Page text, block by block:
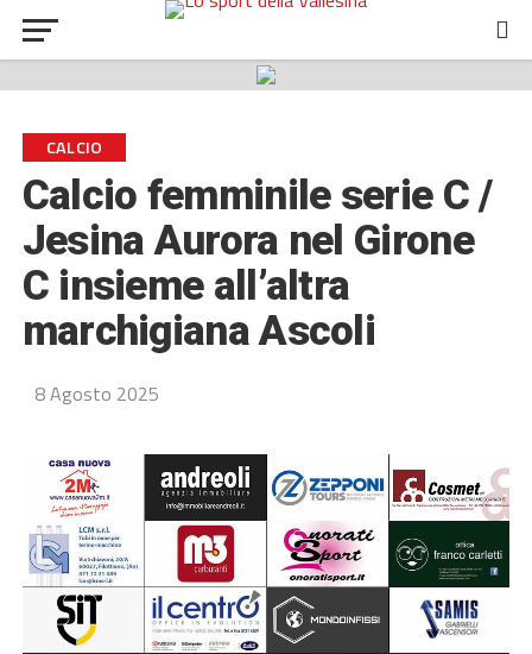
CALCIO
Calcio femminile serie C /
Jesina Aurora nel Girone
C insieme all’altra
marchigiana Ascoli
8 Agosto 2025